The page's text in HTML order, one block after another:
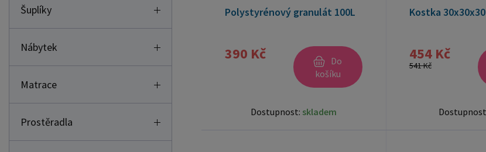
Šuplíky
Nábytek
Matrace
Prostěradla
Polystyrénový granulát 100L
390 Kč
Do
košíku
Dostupnost: skladem
Kostka
454 Kč
541 Kč